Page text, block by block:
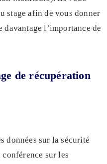
stage afin de vous donner
l’importance de
de récupération
données sur la sécurité
sur les